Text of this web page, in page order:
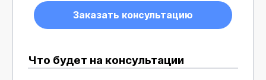
Заказать консультацию
Что будет на консультации